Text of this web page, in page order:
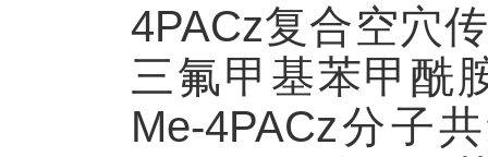
4PACz复合空穴
三氟甲基苯甲酰
Me-4PACz分子